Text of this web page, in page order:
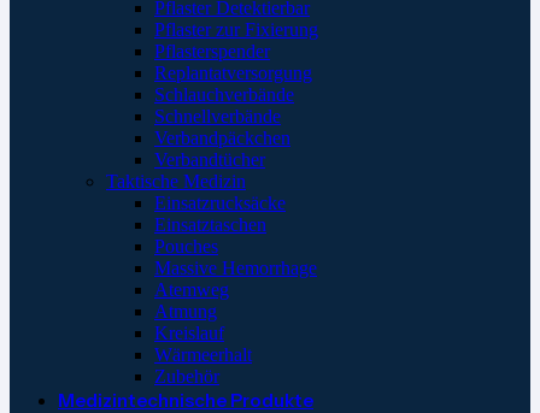
Pflaster Detektierbar
Pflaster zur Fixierung
Pflasterspender
Replantatversorgung
Schlauchverbände
Schnellverbände
Verbandpäckchen
Verbandtücher
Taktische Medizin
Einsatzrucksäcke
Einsatztaschen
Pouches
Massive Hemorrhage
Atemweg
Atmung
Kreislauf
Wärmeerhalt
Zubehör
Medizintechnische Produkte